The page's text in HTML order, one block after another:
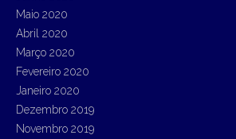
Maio 2020
Abril 2020
Março 2020
Fevereiro 2020
Janeiro 2020
Dezembro 2019
Novembro 2019